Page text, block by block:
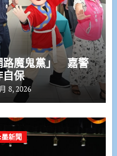
路魔鬼黨」 嘉警
保
8, 2026
新聞